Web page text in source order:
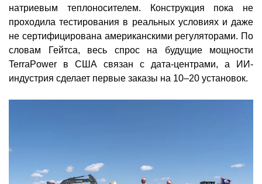
натриевым теплоносителем. Конструкция пока не
проходила тестирования в реальных условиях и даже
не сертифицирована американскими регуляторами. По
словам Гейтса, весь спрос на будущие мощности
TerraPower в США связан с дата-центрами, а ИИ-
индустрия сделает первые заказы на 10–20 установок.